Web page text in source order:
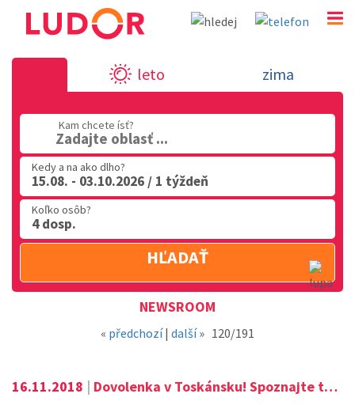
Novinka 16.11.2018 - dovolenka v
02 2063 3182
leto zima
Kam chcete ísť?
Zadajte oblasť ...
Kedy a na ako dlho?
15.08. - 03.10.2026 / 1 týždeň
Koľko osôb?
4 dosp.
HĽADAŤ
NEWSROOM
« předchozí| další» 120/191
16.11.2018 | Dovolenka v Toskánsku! Spoznajte tento jedinečný kraj s výbornou gastronómiou a bohatou históriou.